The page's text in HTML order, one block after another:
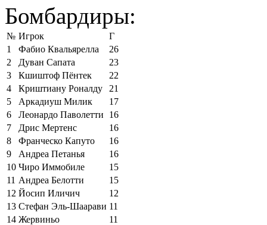
Бомбардиры:
№ Игрок
Г
1
Фабио Квальярелла
26
2
Дуван Сапата
23
3
Кшиштоф Пёнтек
22
4
Криштиану Роналду
21
5
Аркадиуш Милик
17
6
Леонардо Паволетти
16
7
Дрис Мертенс
16
8
Франческо Капуто
16
9
Андреа Петанья
16
10 Чиро Иммобиле
15
11 Андреа Белотти
15
12 Йосип Иличич
12
13 Стефан Эль-Шаарави 11
14 Жервиньо
11